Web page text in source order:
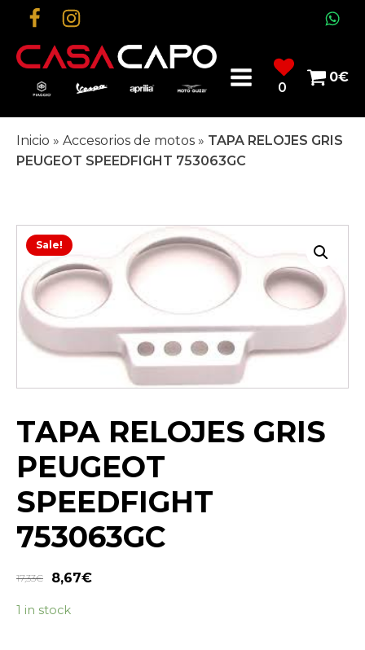
0
0€
Inicio » Accesorios de motos » TAPA RELOJES GRIS
PEUGEOT SPEEDFIGHT 753063GC
Sale!
TAPA RELOJES GRIS
PEUGEOT
SPEEDFIGHT
753063GC
17,33€ 8,67€
1 in stock